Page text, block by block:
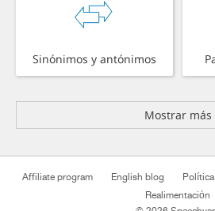
Sinónimos y antónimos
Mostrar más
Affiliate program English blog
Realimentación